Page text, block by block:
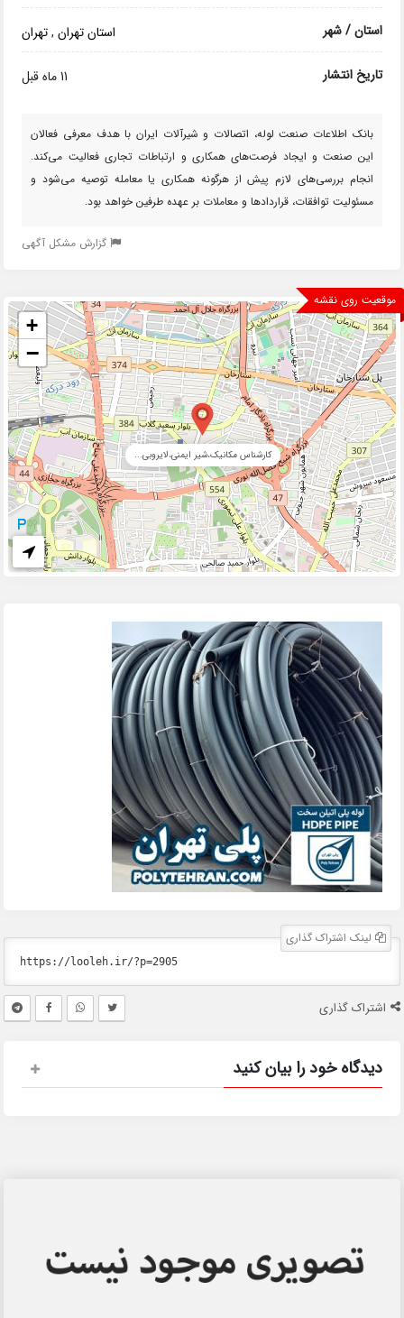
استان / شهر استان تهران,تهران
تاریخ انتشار 11 ماه قبل
بانک اطلاعات صنعت لوله، اتصالات و شیرآلات ایران با هدف معرفی فعالان
این صنعت و ایجاد فرصت‌های همکاری و ارتباطات تجاری فعالیت می‌کند.
انجام بررسی‌های لازم پیش از هرگونه همکاری یا معامله توصیه می‌شود و
مسئولیت توافقات، قراردادها و معاملات بر عهده طرفین خواهد بود.
گزارش مشکل آگهی
موقعیت روی نقشه
کارشناس مکانیک،شیر ایمنی،لایروبی...
+
−
لینک اشتراک گذاری
اشتراک گذاری
دیدگاه خود را بیان کنید